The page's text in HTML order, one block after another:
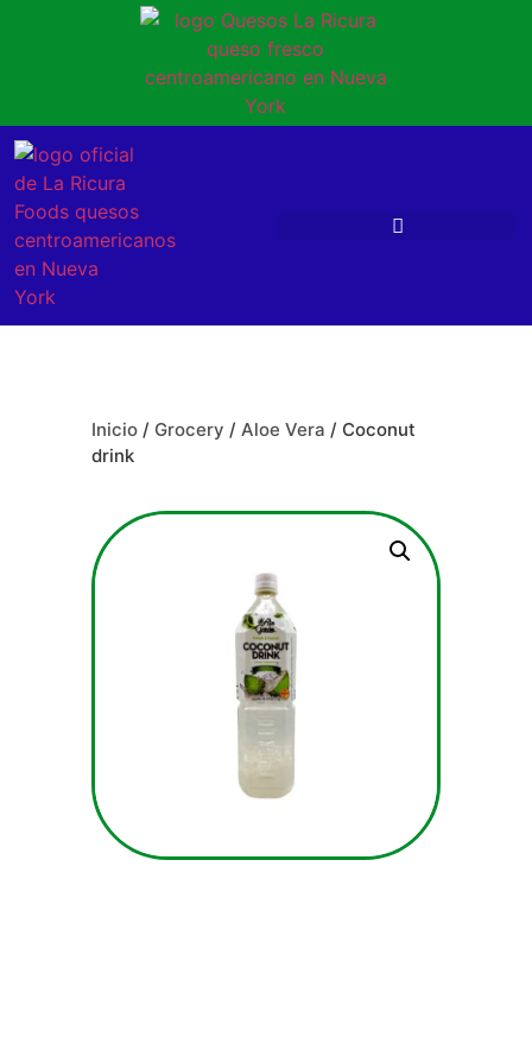
Inicio / Grocery / Aloe Vera / Coconut
drink